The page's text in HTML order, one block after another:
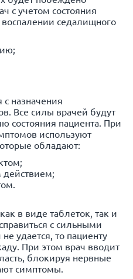
с учетом состояния
седалищного
назначения
Все силы врачей будут
состояния пациента. При
используют
обладают:
действием;
в виде таблеток, так и
с сильными
удается, то пациенту
При этом врач вводит
блокируя нервные
симптомы.